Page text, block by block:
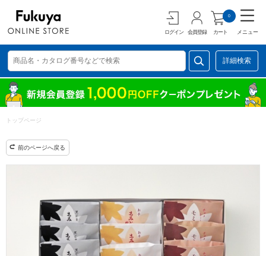
ログイン 会員登録 カート
0
メニュー
詳細検索
トップページ
前のページへ戻る